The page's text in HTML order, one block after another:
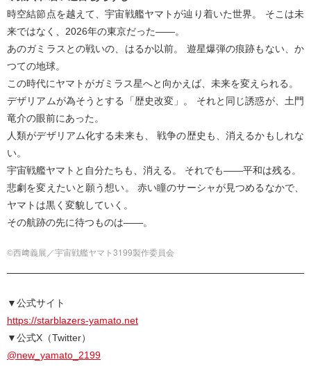
時空結節点を越えて、宇宙戦艦ヤマトが辿り着いた世界。 そこは未
来ではなく、2026年の東京だった――。
あのガミラスとの戦いの、はるか以前。 遊星爆弾の痕跡もない、か
つての地球。
この時代にヤマトがガミラス星へと向かえば、未来を変えられる。
デザリアムが為そうとする「歴史改変」。 それと同じ誘惑が、土門
竜介の眼前にあった。
人類がデザリアム化する未来も、 戦争の歴史も、消えるかもしれな
い。
宇宙戦艦ヤマトと自分たちも、消える。 それでも――平和は残る。
悲劇を変えたいと願う想い。 赤い瞳のサーシャが見つめるなかで、
ヤマトは黒く変貌していく。
その航跡の先に待つものは――。
©西﨑義展／宇宙戦艦ヤマト3199製作委員会
▼公式サイト
https://starblazers-yamato.net
▼公式X（Twitter）
@new_yamato_2199